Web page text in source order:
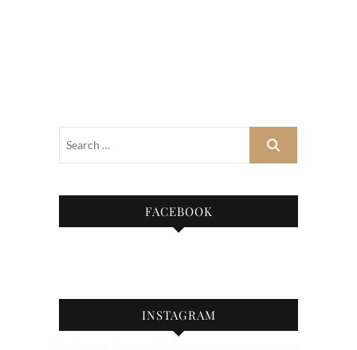
FACEBOOK
INSTAGRAM